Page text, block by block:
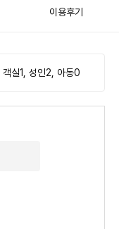
이용후기
객실1, 성인2, 아동0